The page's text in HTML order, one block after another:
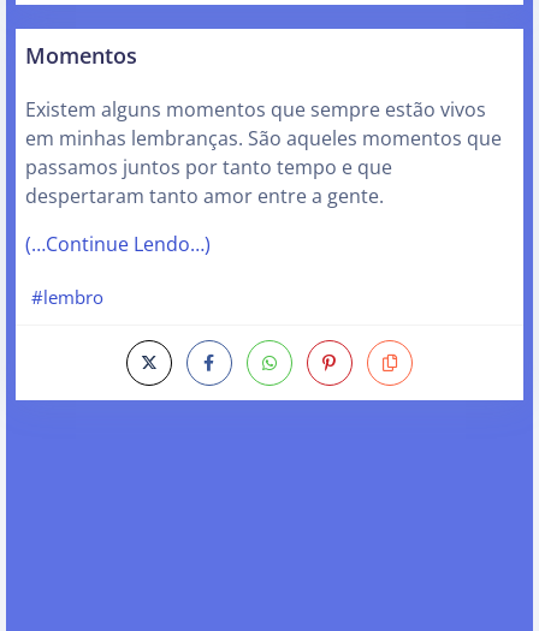
Momentos
Existem alguns momentos que sempre estão vivos
em minhas lembranças. São aqueles momentos que
passamos juntos por tanto tempo e que
despertaram tanto amor entre a gente.
(…Continue Lendo…)
#lembro